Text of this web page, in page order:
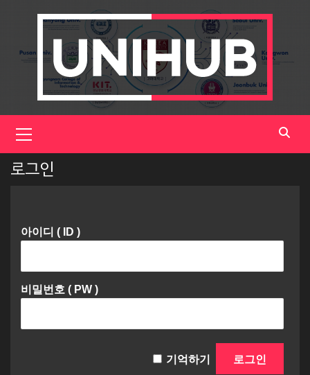
Menu
로그인
아이디 ( ID )
비밀번호 ( PW )
기억하기